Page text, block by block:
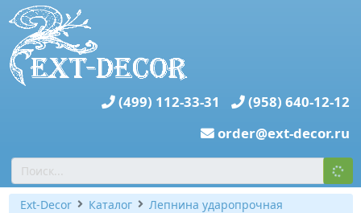
(499) 112-33-31
(958) 640-12-12
order@ext-decor.ru
Ext-Decor Каталог
Лепнина ударопрочная